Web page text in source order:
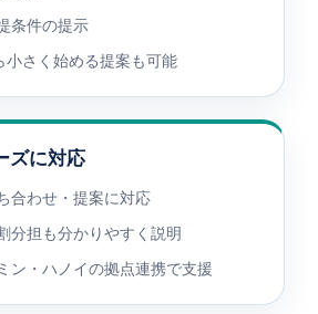
条件の提示
小さく始める提案も可能
ズに対応
合わせ・提案に対応
分担も分かりやすく説明
ン・ハノイの拠点連携で支援